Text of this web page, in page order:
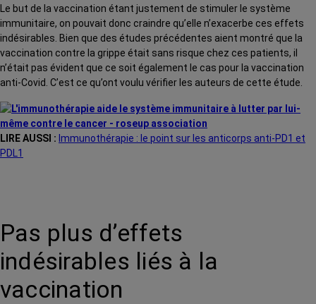
Le but de la vaccination étant justement de stimuler le système
immunitaire, on pouvait donc craindre qu’elle n’exacerbe ces effets
indésirables. Bien que des études précédentes aient montré que la
vaccination contre la grippe était sans risque chez ces patients, il
n’était pas évident que ce soit également le cas pour la vaccination
anti-Covid. C’est ce qu’ont voulu vérifier les auteurs de cette étude.
LIRE AUSSI : Immunothérapie : le point sur les anticorps anti-PD1 et
PDL1
Pas plus d’effets
indésirables liés à la
vaccination